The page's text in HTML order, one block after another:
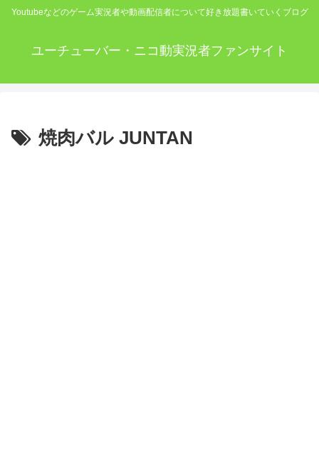
Youtubeなどのゲーム実況者や動画配信者について好き放題書いていくブログ
ユーチューバー・ニコ動実況者ファンサイト
焼肉バル JUNTAN